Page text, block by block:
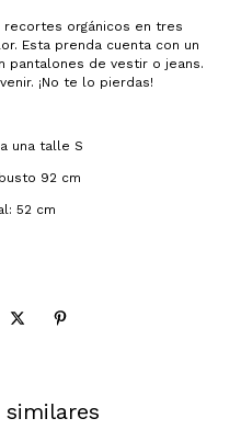
recortes orgánicos en tres
Esta prenda cuenta con un
pantalones de vestir o jeans.
¡No te lo pierdas!
una talle S
92 cm
52 cm